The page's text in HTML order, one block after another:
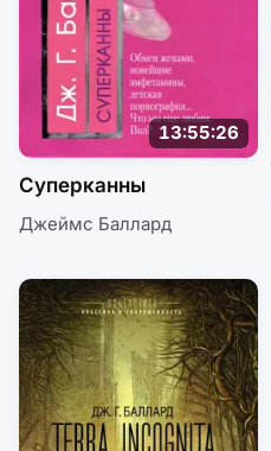
13:55:26
Суперканны
Джеймс Баллард